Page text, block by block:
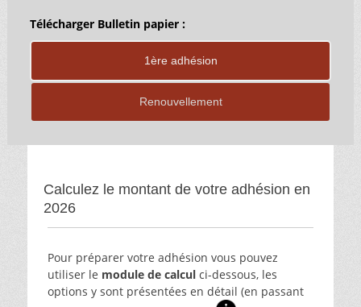
Télécharger Bulletin papier :
1ère adhésion
Renouvellement
Calculez le montant de votre adhésion en
2026
Pour préparer votre adhésion vous pouvez
utiliser le module de calcul ci-dessous, les
options y sont présentées en détail (en passant